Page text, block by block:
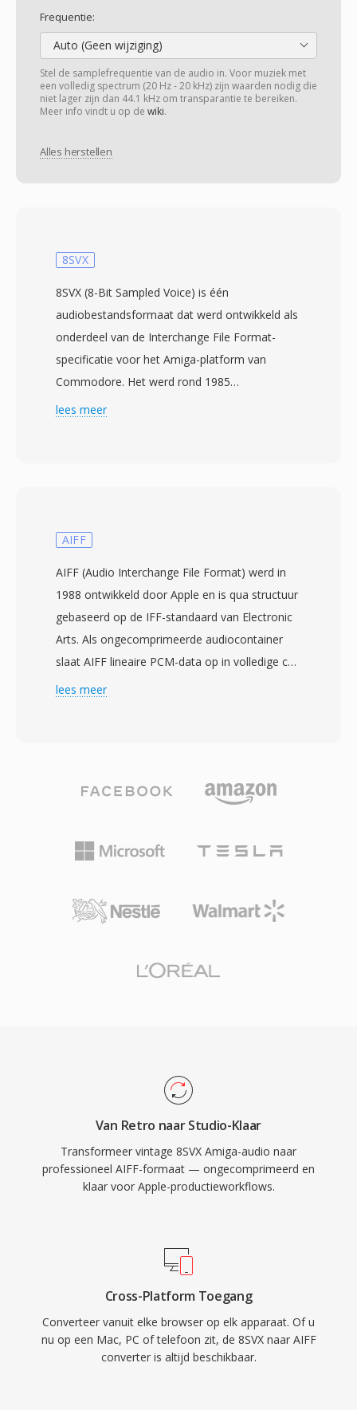
Frequentie:
Auto (Geen wijziging)
Stel de samplefrequentie van de audio in. Voor muziek met
een volledig spectrum (20 Hz - 20 kHz) zijn waarden nodig die
niet lager zijn dan 44.1 kHz om transparantie te bereiken.
Meer info vindt u op de wiki.
Alles herstellen
8SVX
8SVX (8-Bit Sampled Voice) is één
audiobestandsformaat dat werd ontwikkeld als
onderdeel van de Interchange File Format-
specificatie voor het Amiga-platform van
Commodore. Het werd rond 1985
geintroduceerd door Electronic Arts en slaat 8-
octaaftelling, compressietype) en één BODY-
alles aan, van geluidseffecten in games tot
gesamplede muziek in trackersoftware binnen
het Amiga-ecosysteem. Één belangrijk voordeel
is de eenvoudige, op chunks gebaseerde
architectuur, waardoor het parsen en
genereren van bestanden opmerkelijk
lusregio&#039;s en multi-
octaafinstrumentdefinities binnen één enkel
vroege muziekproductie. Hoewel het Amiga-
verdwenen, blijven 8SVX-bestanden belangrijk
voor retro-computerliefhebbers en
audiocontent bewaren.
lees meer
AIFF
AIFF (Audio Interchange File Format) werd in
1988 ontwikkeld door Apple en is qua structuur
gebaseerd op de IFF-standaard van Electronic
Arts. Als ongecomprimeerde audiocontainer
slaat AIFF lineaire PCM-data op in volledige cd-
kwaliteit — doorgaans 16-bit bij 44,1 kHz —
markeringen, instrumentdefinities en
op macOS vertrouwen vaak op AIFF omdat het
bit-perfecte getrouwheid garandeert in elke
belangrijk voordeel is nul generatieverlies: in
sterkte is de naadloze integratie met de
32-bit, waardoor high-resolutionworkflows
mogelijk zijn die de cd-kwaliteitsspecificaties
overtreffen. Voor iedereen die lossless
integriteit boven opslagefficiency stelt, blijft
AIFF één betrouwbare keuze in de opname-
lees meer
Van Retro naar Studio-Klaar
Transformeer vintage 8SVX Amiga-audio naar
professioneel AIFF-formaat — ongecomprimeerd en
klaar voor Apple-productieworkflows.
Cross-Platform Toegang
Converteer vanuit elke browser op elk apparaat. Of u
nu op een Mac, PC of telefoon zit, de 8SVX naar AIFF
converter is altijd beschikbaar.